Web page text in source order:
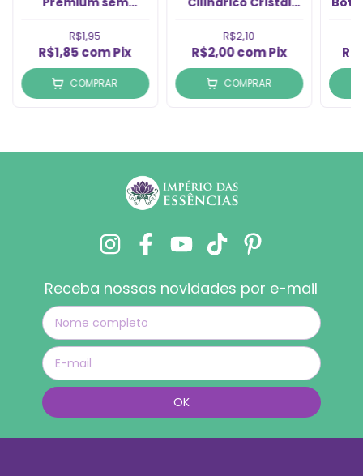
(1un)
R$1,95
R$1,85comPix
COMPRAR
28/410 (1un)
R$2,10
R$2,00comPix
COMPRAR
Receba nossas novidades por e-mail